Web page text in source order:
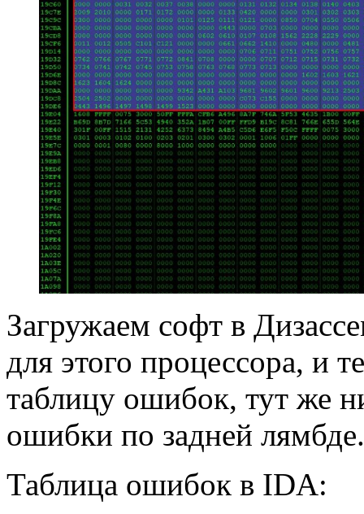
Загружаем софт в
для этого процессора, и
таблицу ошибок, тут же
ошибки по задней лямбде.
Таблица ошибок в IDA: